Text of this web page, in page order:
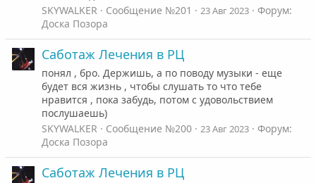
SKYWALKER
Сообщение №201 23 Авг 2023
Форум:
Доска Позора
Саботаж Лечения в РЦ
понял , бро. Держишь, а по поводу музыки - еще
будет вся жизнь , чтобы слушать то что тебе
нравится , пока забудь, потом с удовольствием
послушаешь)
SKYWALKER
Сообщение №200 23 Авг 2023
Форум:
Доска Позора
Саботаж Лечения в РЦ